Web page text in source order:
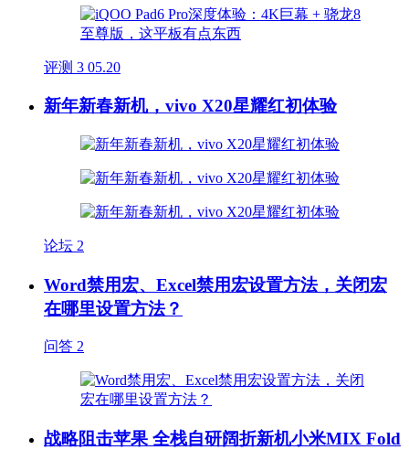
评测 3 05.20
新年新春新机，vivo X20星耀红初体验
论坛 2
Word禁用宏、Excel禁用宏设置方法，关闭宏
在哪里设置方法？
问答 2
战略阻击苹果 全栈自研阔折新机小米MIX Fold